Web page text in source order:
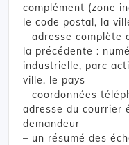
complément (zone
le code postal, la
– adresse complète
la précédente :
industrielle, parc
ville, le pays
– coordonnées
adresse du courrier
demandeur
– un résumé des